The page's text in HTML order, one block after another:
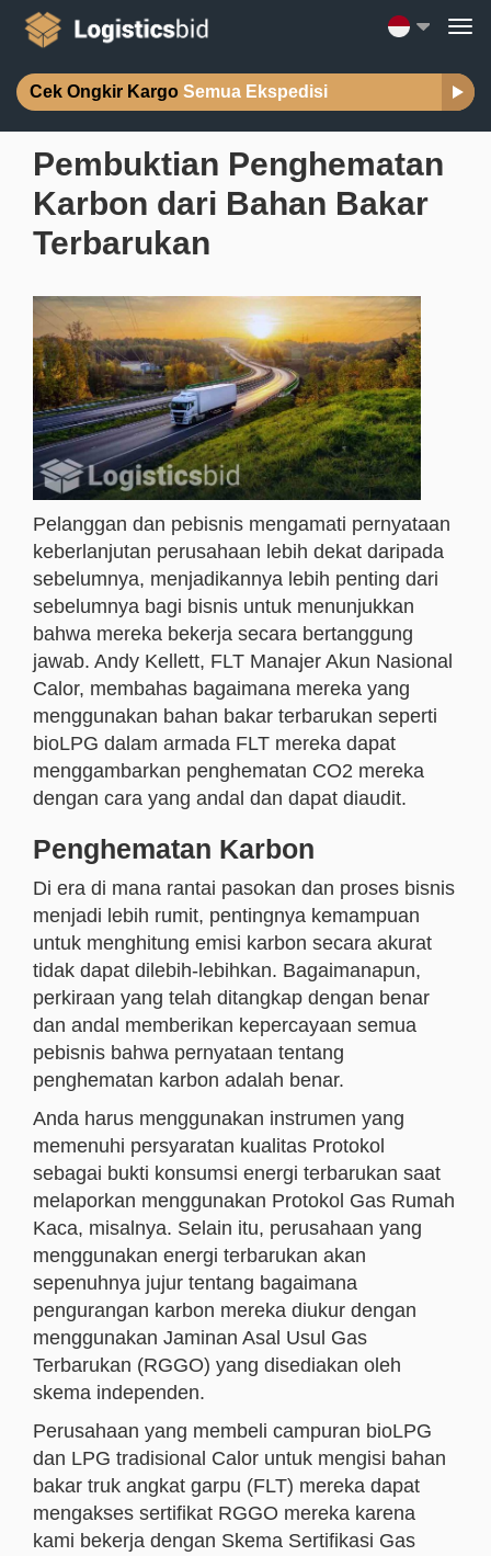
Cek Ongkir Kargo Semua Ekspedisi
Pembuktian Penghematan
Karbon dari Bahan Bakar
Terbarukan
Pelanggan dan pebisnis mengamati pernyataan
keberlanjutan perusahaan lebih dekat daripada
sebelumnya, menjadikannya lebih penting dari
sebelumnya bagi bisnis untuk menunjukkan
bahwa mereka bekerja secara bertanggung
jawab. Andy Kellett, FLT Manajer Akun Nasional
Calor, membahas bagaimana mereka yang
menggunakan bahan bakar terbarukan seperti
bioLPG dalam armada FLT mereka dapat
menggambarkan penghematan CO2 mereka
dengan cara yang andal dan dapat diaudit.
Penghematan Karbon
Di era di mana rantai pasokan dan proses bisnis
menjadi lebih rumit, pentingnya kemampuan
untuk menghitung emisi karbon secara akurat
tidak dapat dilebih-lebihkan. Bagaimanapun,
perkiraan yang telah ditangkap dengan benar
dan andal memberikan kepercayaan semua
pebisnis bahwa pernyataan tentang
penghematan karbon adalah benar.
Anda harus menggunakan instrumen yang
memenuhi persyaratan kualitas Protokol
sebagai bukti konsumsi energi terbarukan saat
melaporkan menggunakan Protokol Gas Rumah
Kaca, misalnya. Selain itu, perusahaan yang
menggunakan energi terbarukan akan
sepenuhnya jujur ​​tentang bagaimana
pengurangan karbon mereka diukur dengan
menggunakan Jaminan Asal Usul Gas
Terbarukan (RGGO) yang disediakan oleh
skema independen.
Perusahaan yang membeli campuran bioLPG
dan LPG tradisional Calor untuk mengisi bahan
bakar truk angkat garpu (FLT) mereka dapat
mengakses sertifikat RGGO mereka karena
kami bekerja dengan Skema Sertifikasi Gas